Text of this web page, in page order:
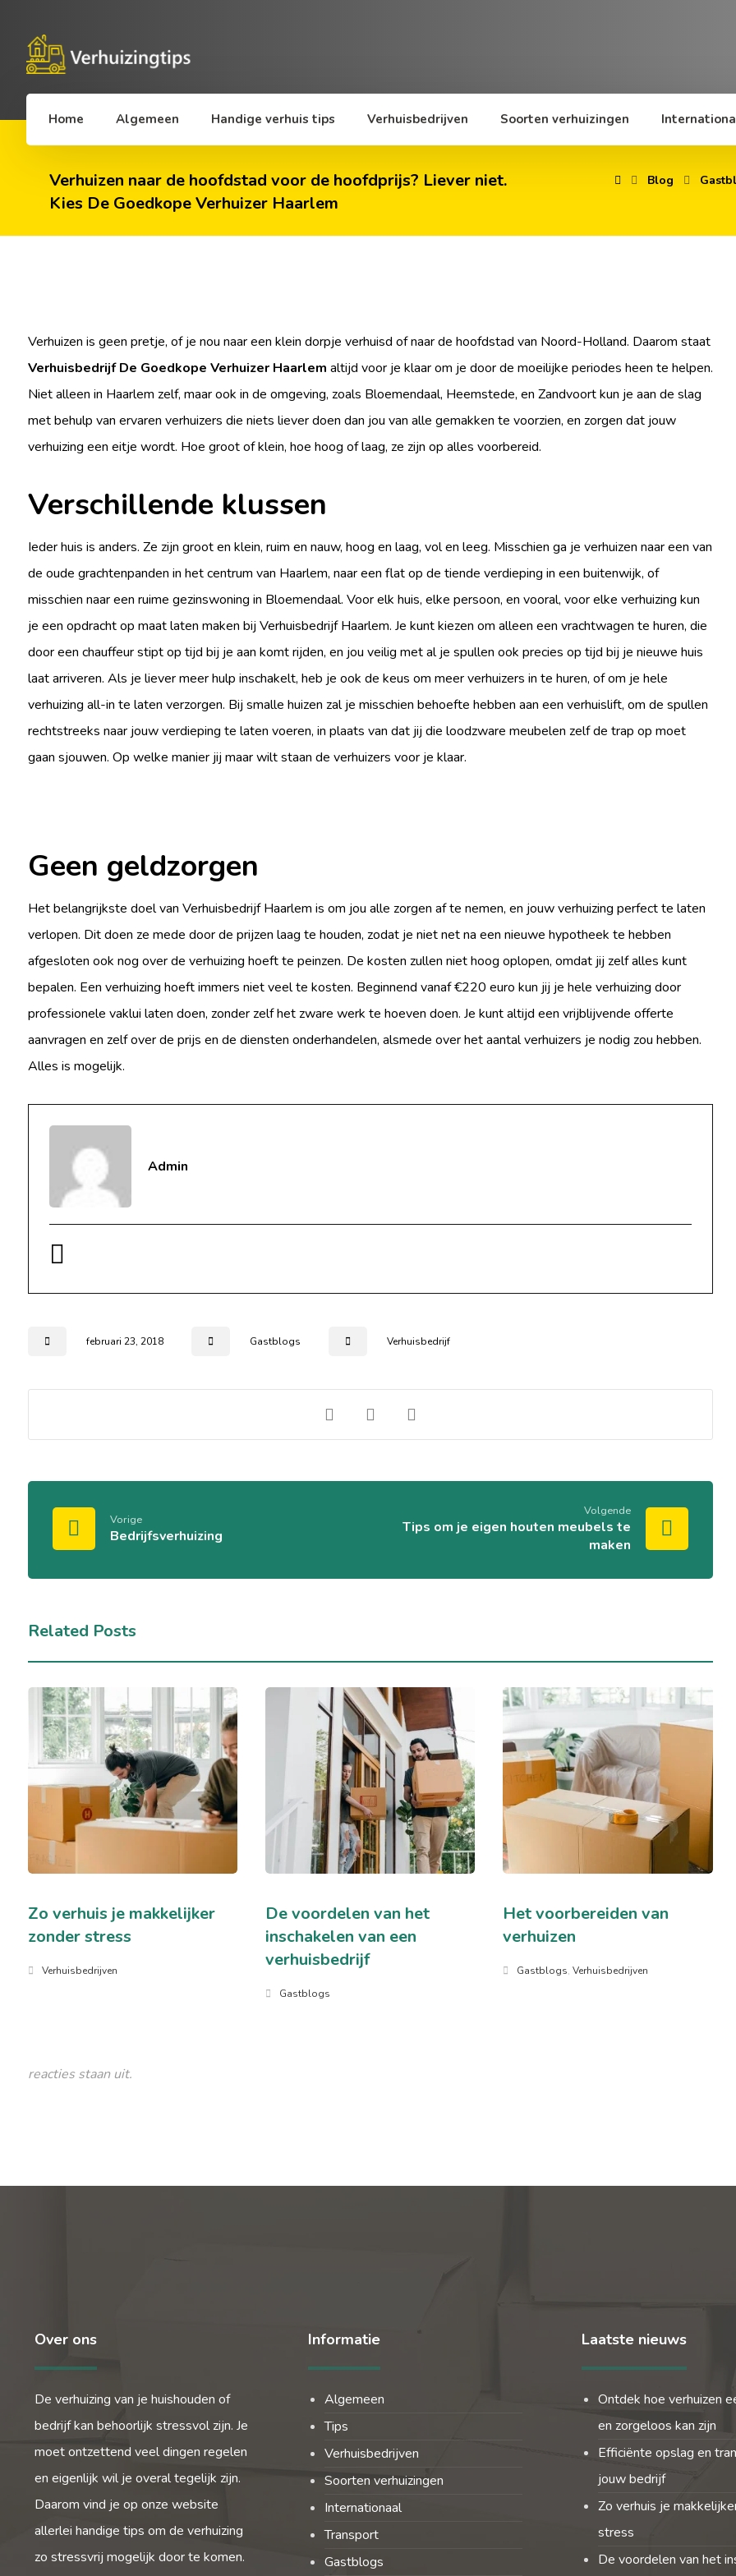
Home Algemeen Handige verhuis tips Verhuisbedrijven Soorten verhuizingen
Verhuizen naar de hoofdstad voor de hoofdprijs? Liever niet.
Kies De Goedkope Verhuizer Haarlem
Blog
Verhuizen is geen pretje, of je nou naar een klein dorpje verhuisd of naar de hoofdstad van Noord-Holland. Daarom staat
Verhuisbedrijf De Goedkope Verhuizer Haarlem altijd voor je klaar om je door de moeilijke periodes heen te helpen.
Niet alleen in Haarlem zelf, maar ook in de omgeving, zoals Bloemendaal, Heemstede, en Zandvoort kun je aan de slag
met behulp van ervaren verhuizers die niets liever doen dan jou van alle gemakken te voorzien, en zorgen dat jouw
verhuizing een eitje wordt. Hoe groot of klein, hoe hoog of laag, ze zijn op alles voorbereid.
Verschillende klussen
Ieder huis is anders. Ze zijn groot en klein, ruim en nauw, hoog en laag, vol en leeg. Misschien ga je verhuizen naar een van
de oude grachtenpanden in het centrum van Haarlem, naar een flat op de tiende verdieping in een buitenwijk, of
misschien naar een ruime gezinswoning in Bloemendaal. Voor elk huis, elke persoon, en vooral, voor elke verhuizing kun
je een opdracht op maat laten maken bij Verhuisbedrijf Haarlem. Je kunt kiezen om alleen een vrachtwagen te huren, die
door een chauffeur stipt op tijd bij je aan komt rijden, en jou veilig met al je spullen ook precies op tijd bij je nieuwe huis
laat arriveren. Als je liever meer hulp inschakelt, heb je ook de keus om meer verhuizers in te huren, of om je hele
verhuizing all-in te laten verzorgen. Bij smalle huizen zal je misschien behoefte hebben aan een verhuislift, om de spullen
rechtstreeks naar jouw verdieping te laten voeren, in plaats van dat jij die loodzware meubelen zelf de trap op moet
gaan sjouwen. Op welke manier jij maar wilt staan de verhuizers voor je klaar.
Geen geldzorgen
Het belangrijkste doel van Verhuisbedrijf Haarlem is om jou alle zorgen af te nemen, en jouw verhuizing perfect te laten
verlopen. Dit doen ze mede door de prijzen laag te houden, zodat je niet net na een nieuwe hypotheek te hebben
afgesloten ook nog over de verhuizing hoeft te peinzen. De kosten zullen niet hoog oplopen, omdat jij zelf alles kunt
bepalen. Een verhuizing hoeft immers niet veel te kosten. Beginnend vanaf €220 euro kun jij je hele verhuizing door
professionele vaklui laten doen, zonder zelf het zware werk te hoeven doen. Je kunt altijd een vrijblijvende offerte
aanvragen en zelf over de prijs en de diensten onderhandelen, alsmede over het aantal verhuizers je nodig zou hebben.
Alles is mogelijk.
Admin
februari 23, 2018 Gastblogs Verhuisbedrijf
Vorige
Bedrijfsverhuizing
Volgende
Tips om je eigen houten meubels te
maken
Related Posts
Zo verhuis je makkelijker
zonder stress
Verhuisbedrijven
De voordelen van het
inschakelen van een
verhuisbedrijf
Gastblogs
Het voorbereiden van
verhuizen
Gastblogs, Verhuisbedrijven
reacties staan uit.
Over ons
De verhuizing van je huishouden of
bedrijf kan behoorlijk stressvol zijn. Je
moet ontzettend veel dingen regelen
en eigenlijk wil je overal tegelijk zijn.
Daarom vind je op onze website
allerlei handige tips om de verhuizing
zo stressvrij mogelijk door te komen.
Informatie
Algemeen
Tips
Verhuisbedrijven
Soorten verhuizingen
Internationaal
Transport
Gastblogs
Laatste nieuws
Ontdek hoe verhuizen
en zorgeloos kan zijn
Efficiënte opslag en
jouw bedrijf
Zo verhuis je
stress
De voordelen van het